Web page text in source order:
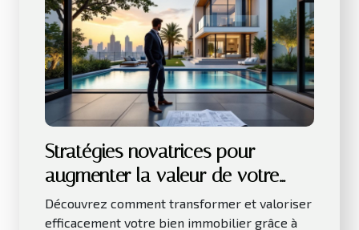
Stratégies novatrices pour
augmenter la valeur de votre
bien immobilier
Découvrez comment transformer et valoriser
efficacement votre bien immobilier grâce à